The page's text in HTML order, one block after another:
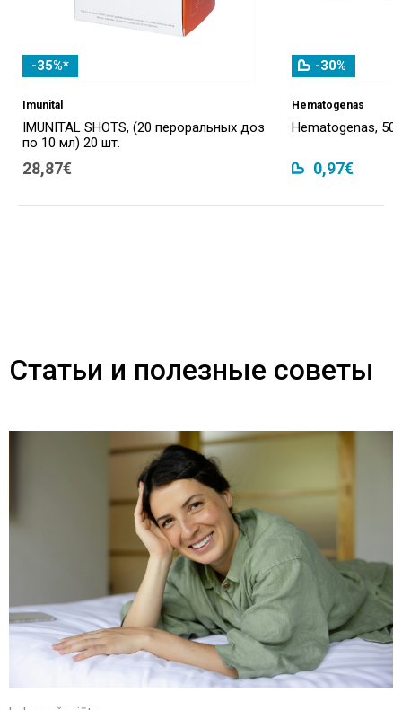
-35%*
Imunital
IMUNITAL SHOTS, (20 пероральных доз
по 10 мл) 20 шт.
28,87€
-30%
Hematogenas
Hematogenas, 50
0,97€
Статьи и полезные советы